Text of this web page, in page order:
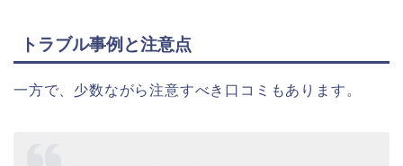
トラブル事例と注意点
一方で、少数ながら注意すべき口コミもあります。